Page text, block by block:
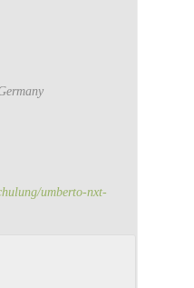
umberto-nxt-